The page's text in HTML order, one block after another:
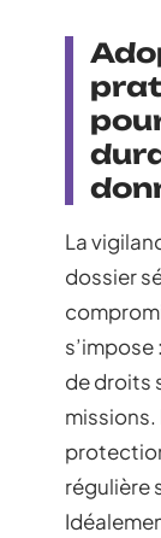
La
dossier
de droits
régulière